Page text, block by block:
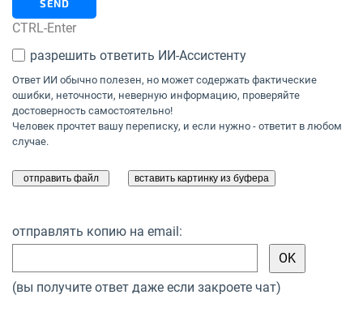
SEND
CTRL-Enter
разрешить ответить ИИ-Ассистенту
Ответ ИИ обычно полезен, но может содержать фактические
ошибки, неточности, неверную информацию, проверяйте
достоверность самостоятельно!
Человек прочтет вашу переписку, и если нужно - ответит в любом
случае.
отправлять копию на email:
(вы получите ответ даже если закроете чат)